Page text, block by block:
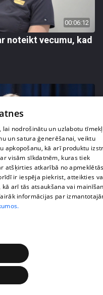
00:06:12
noteikt vecumu, kad
00:05:34
pie
nodrošinātu un uzlabotu
un satura ģenerēšanai, veiktu
apkopošanu, kā arī produktu
visām sīkdatnēm, kuras tiek
atšķirties atkarībā no
ir iespēja piekrist, atteikties
arī tās atsaukšana vai
informācijas par